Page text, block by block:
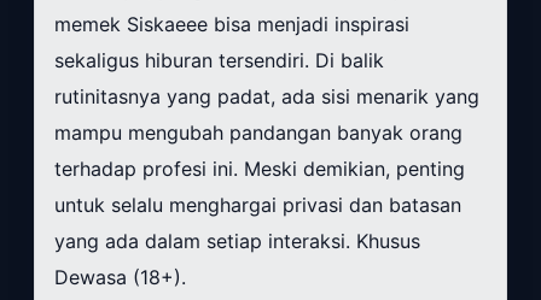
memek Siskaeee bisa menjadi inspirasi
sekaligus hiburan tersendiri. Di balik
rutinitasnya yang padat, ada sisi menarik yang
mampu mengubah pandangan banyak orang
terhadap profesi ini. Meski demikian, penting
untuk selalu menghargai privasi dan batasan
yang ada dalam setiap interaksi. Khusus
Dewasa (18+).